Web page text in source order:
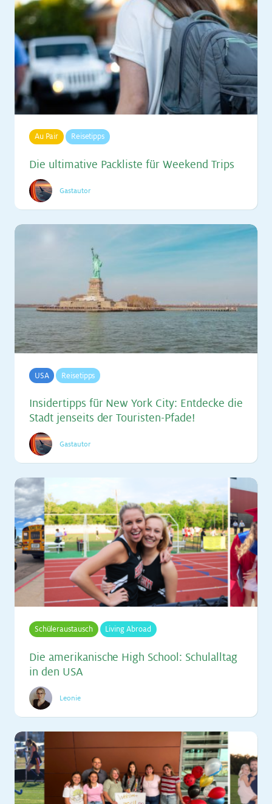
Au Pair Reisetipps
Die ul­ti­ma­ti­ve Pack­lis­te für Weekend Trips
Gastautor
USA Reisetipps
In­si­der­tipps für New York City: Ent­de­cke die
Stadt jen­seits der Tou­ris­ten-Pfa­de!
Gastautor
Schüleraustausch Living Abroad
Die ame­ri­ka­ni­sche High School: Schul­all­tag
in den USA
Leonie